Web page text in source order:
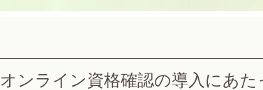
オンライン資格確認の導入にあた